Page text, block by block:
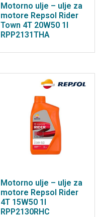
Motorno ulje – ulje za
motore Repsol Rider
Town 4T 20W50 1l
RPP2131THA
Motorno ulje – ulje za
motore Repsol Rider
4T 15W50 1l
RPP2130RHC